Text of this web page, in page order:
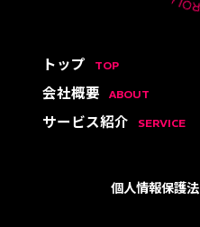
トップ TOP
会社概要 ABOUT
サービス紹介 SERVICE
個人情報保護法